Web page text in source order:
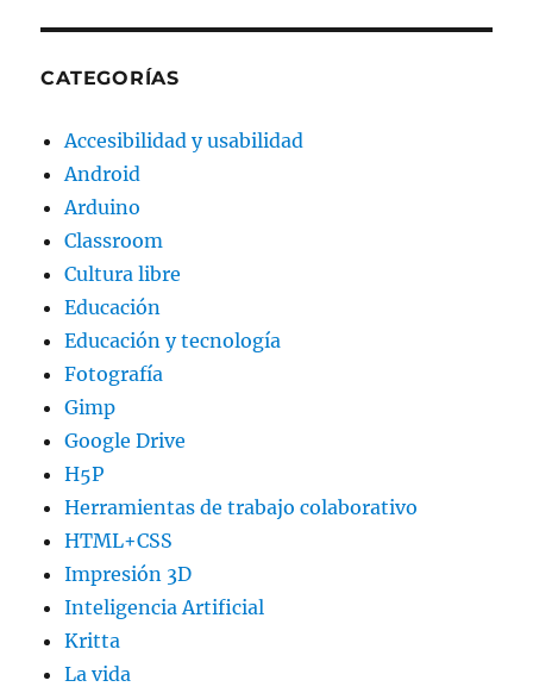
barreras
CATEGORÍAS
Accesibilidad y usabilidad
Android
Arduino
Classroom
Cultura libre
Educación
Educación y tecnología
Fotografía
Gimp
Google Drive
H5P
Herramientas de trabajo colaborativo
HTML+CSS
Impresión 3D
Inteligencia Artificial
Kritta
La vida